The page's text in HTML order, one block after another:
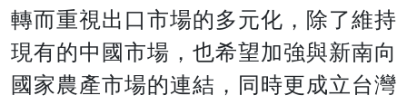
轉而重視出口市場的多元化，除了維持
現有的中國市場，也希望加強與新南向
國家農產市場的連結，同時更成立台灣